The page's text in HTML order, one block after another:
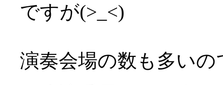
ですが(>_<)
演奏会場の数も多い